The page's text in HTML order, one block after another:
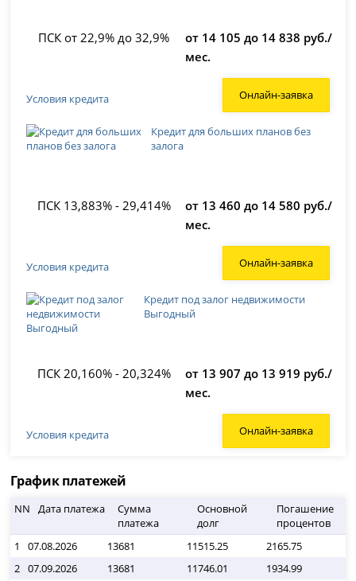
ПСК от 22,9% до 32,9%
от 14 105 до 14 838 руб./
мес.
Условия кредита Онлайн-заявка
Кредит для больших планов без
залога
ПСК 13,883% - 29,414%
от 13 460 до 14 580 руб./
мес.
Условия кредита Онлайн-заявка
Кредит под залог недвижимости
Выгодный
ПСК 20,160% - 20,324%
от 13 907 до 13 919 руб./
мес.
Условия кредита Онлайн-заявка
График платежей
NN Дата платежа
Сумма
платежа
Основной
долг
Погашение
процентов
1
07.08.2026 13681 11515.25 2165.75
2 07.09.2026 13681 11746.01 1934.99